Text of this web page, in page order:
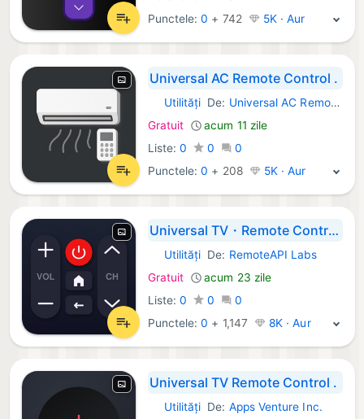
Punctele:0 + 742 5K · Aur
Universal AC Remote Control .
iOS Aplicații:
Utilități De: Universal АС Remote Lab
Gratuit
acum 11 zile
Liste: 0 0
0
Punctele:0 + 208 5K · Aur
Universal TV・Remote Control・
iOS Aplicații:
Utilități De: RemoteAPI Labs
Gratuit
acum 23 zile
Liste: 0 0
0
Punctele:0 + 1,147 8K · Aur
Universal TV Remote Control .
iOS Aplicații:
Utilități De: Apps Venture Inc.